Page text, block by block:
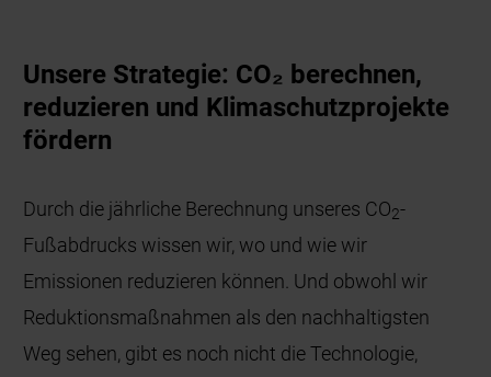
Unsere Strategie: CO₂ berechnen,
reduzieren und Klimaschutzprojekte
fördern
Durch die jährliche Berechnung unseres CO2-
Fußabdrucks wissen wir, wo und wie wir
Emissionen reduzieren können. Und obwohl wir
Reduktionsmaßnahmen als den nachhaltigsten
Weg sehen, gibt es noch nicht die Technologie,